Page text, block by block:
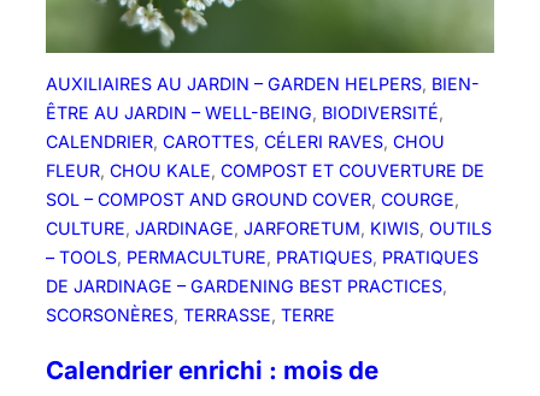
a
d
a
b
o
a
n
i
u
AUXILIAIRES AU JARDIN – GARDEN HELPERS, BIEN-
ÊTRE AU JARDIN – WELL-BEING, BIODIVERSITÉ
CALENDRIER, CAROTTES, CÉLERI RAVES, CHOU
FLEUR, CHOU KALE, COMPOST ET COUVERTURE DE
SOL – COMPOST AND GROUND COVER, COURGE
CULTURE, JARDINAGE, JARFORETUM, KIWIS, OUTILS
– TOOLS, PERMACULTURE, PRATIQUES, PRATIQUES
DE JARDINAGE – GARDENING BEST PRACTICES
SCORSONÈRES, TERRASSE, TERRE
Calendrier enrichi : mois de